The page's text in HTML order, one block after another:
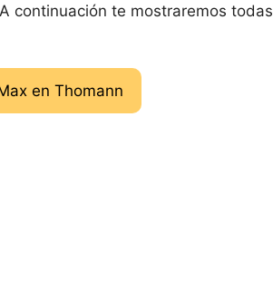
continuación te mostraremos todas
en Thomann